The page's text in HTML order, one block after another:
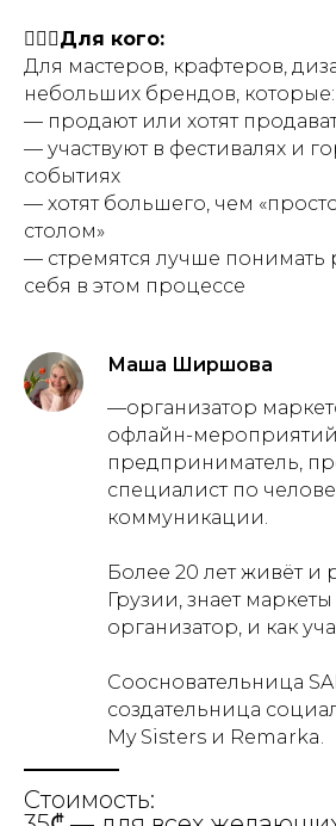
💁🏻‍♀️Для кого:
Для мастеров, крафтеров,
небольших брендов, которые:
— продают или хотят
— участвуют в фестивалях и
событиях
— хотят большего, чем «просто
столом»
— стремятся лучше понимать
себя в этом процессе
Маша Ширшова
—организатор
офлайн-
предприниматель,
специалист по
коммуникации.
Более 20 лет живёт и
Грузии, знает
организатор, и как
Соосновательница
создательница
My Sisters и Remarka.
Стоимость: